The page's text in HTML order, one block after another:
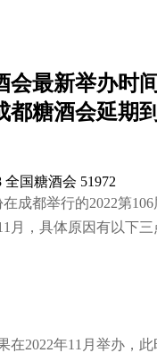
会最新举办时
都糖酒会延期
全国糖酒会 51972
成都举行的2022第106
月，具体原因有以下三
在2022年11月举办，